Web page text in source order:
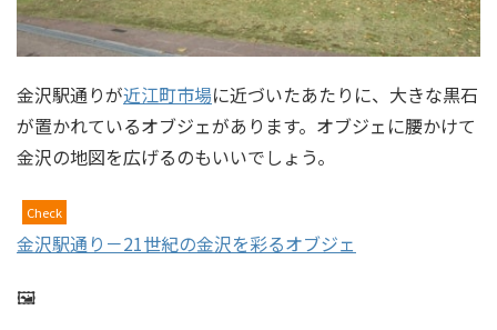
金沢駅通りが近江町市場に近づいたあたりに、大きな黒石
が置かれているオブジェがあります。オブジェに腰かけて
金沢の地図を広げるのもいいでしょう。
Check
金沢駅通り－21世紀の金沢を彩るオブジェ
🖼